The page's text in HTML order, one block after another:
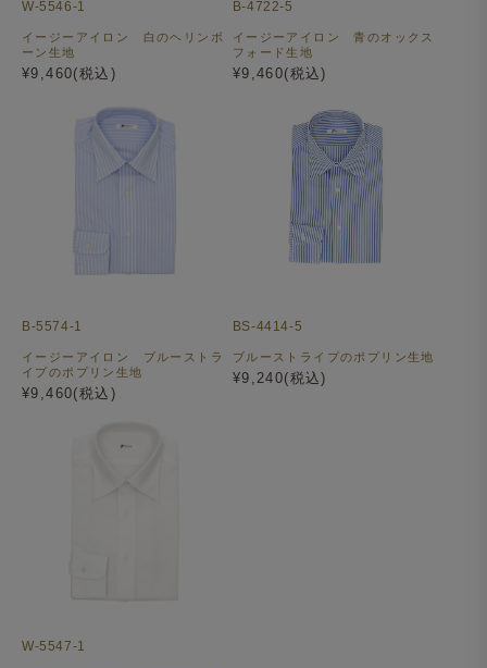
W-5546-1
イージーアイロン 白のヘリンボ
ーン生地
¥9,460(税込)
B-4722-5
イージーアイロン 青のオックス
フォード生地
¥9,460(税込)
B-5574-1
イージーアイロン ブルーストラ
イプのポプリン生地
¥9,460(税込)
BS-4414-5
ブルーストライプのポプリン生地
¥9,240(税込)
W-5547-1